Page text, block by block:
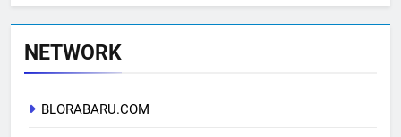
NETWORK
BLORABARU.COM